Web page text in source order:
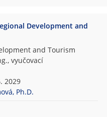
Development and
and Tourism
vyučovací
2029
Ph.D.